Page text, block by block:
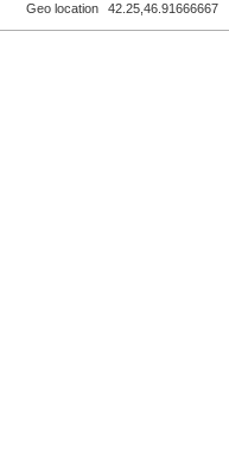
Geo location 42.25,46.91666667